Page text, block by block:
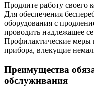
Продлите работу своего
Для обеспечения
оборудования с
проводить надлежащее
Профилактические меры
прибора, влекущие
Преимущества
обслуживания